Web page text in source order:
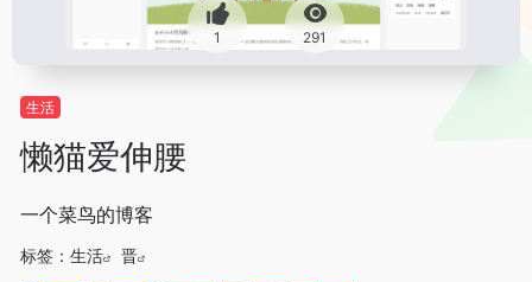
1 291
生活
懒猫爱伸腰
一个菜鸟的博客
标签： 生活
晋